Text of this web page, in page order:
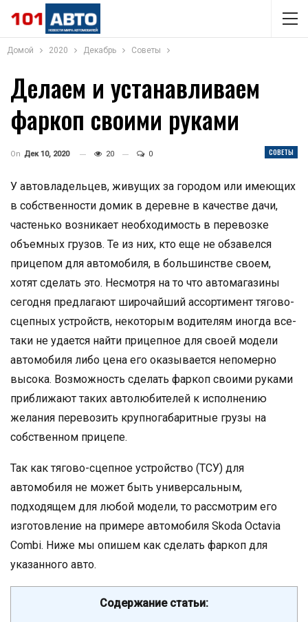
Домой 2020 Декабрь Советы
Делаем и устанавливаем
фаркоп своими руками
СОВЕТЫ
On Дек 10, 2020 20 0
У автовладельцев, живущих за городом или имеющих
в собственности домик в деревне в качестве дачи,
частенько возникает необходимость в перевозке
объемных грузов. Те из них, кто еще не обзавелся
прицепом для автомобиля, в большинстве своем,
хотят сделать это. Несмотря на то что автомагазины
сегодня предлагают широчайший ассортимент тягово-
сцепных устройств, некоторым водителям иногда все-
таки не удается найти прицепное для своей модели
автомобиля либо цена его оказывается непомерно
высока. Возможность сделать фаркоп своими руками
приближают таких автолюбителей к исполнению
желания перевозить крупногабаритные грузы на
собственном прицепе.
Так как тягово-сцепное устройство (ТСУ) для
автомобиля не может быть универсальным,
подходящем для любой модели, то рассмотрим его
изготовление на примере автомобиля Skoda Octavia
Combi. Ниже мы опишем как сделать фаркоп для
указанного авто.
Содержание статьи: